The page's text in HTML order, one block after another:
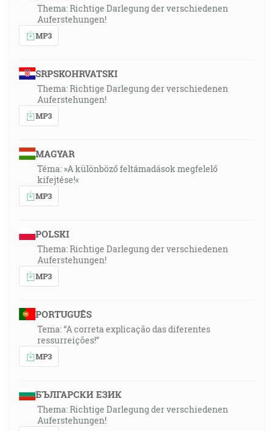
Thema: Richtige Darlegung der verschiedenen
Auferstehungen!
MP3
SRPSKOHRVATSKI
Thema: Richtige Darlegung der verschiedenen
Auferstehungen!
MP3
MAGYAR
Téma: »A különböző feltámadások megfelelő
kifejtése!«
MP3
POLSKI
Thema: Richtige Darlegung der verschiedenen
Auferstehungen!
MP3
PORTUGUÊS
Tema: “A correta explicação das diferentes
ressurreições!”
MP3
БЪЛГАРСКИ ЕЗИК
Thema: Richtige Darlegung der verschiedenen
Auferstehungen!